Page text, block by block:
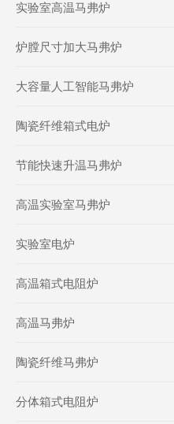
实验室高温马弗炉
炉膛尺寸加大马弗炉
大容量人工智能马弗炉
陶瓷纤维箱式电炉
节能快速升温马弗炉
高温实验室马弗炉
实验室电炉
高温箱式电阻炉
高温马弗炉
陶瓷纤维马弗炉
分体箱式电阻炉